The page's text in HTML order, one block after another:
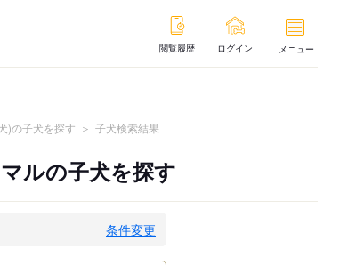
閲覧履歴 ログイン メニュー
)の子犬を探す 子犬検索結果
ルの子犬を探す
条件変更